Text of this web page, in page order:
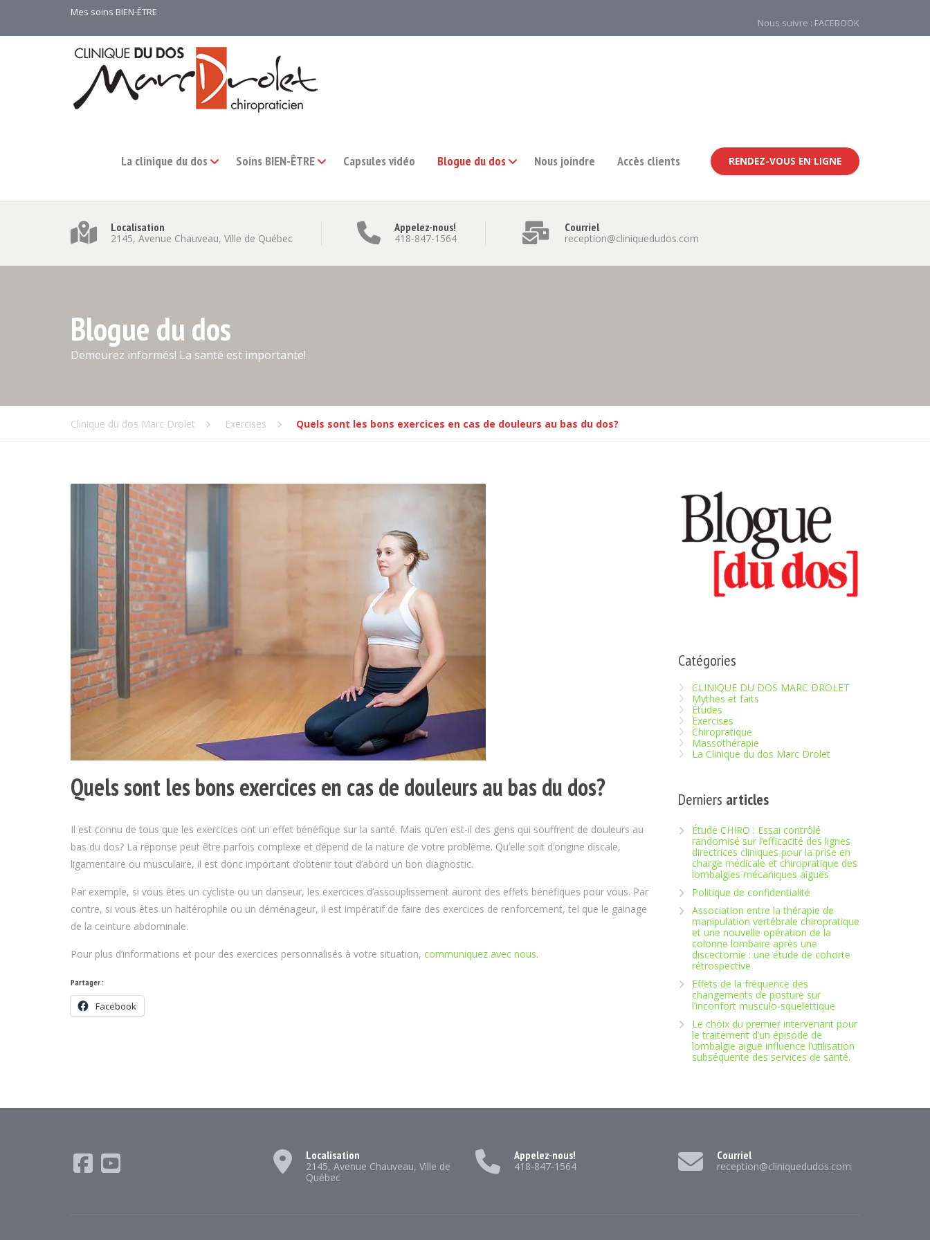
Mes soins BIEN-ÊTRE
Nous suivre : FACEBOOK
La clinique du dos Soins BIEN-ÊTRE Capsules vidéo Blogue du dos Nous joindre Accès clients RENDEZ-VOUS EN LIGNE
Localisation
2145, Avenue Chauveau, Ville de Québec
Appelez-nous!
418-847-1564
Courriel
reception@cliniquedudos.com
Blogue du dos
Demeurez informés! La santé est importante!
Clinique du dos Marc Drolet Exercises Quels sont les bons exercices en cas de douleurs au bas du dos?
Quels sont les bons exercices en cas de douleurs au bas du dos?
Il est connu de tous que les exercices ont un effet bénéfique sur la santé. Mais qu’en est-il des gens qui souffrent de douleurs au
bas du dos? La réponse peut être parfois complexe et dépend de la nature de votre problème. Qu’elle soit d’origine discale,
ligamentaire ou musculaire, il est donc important d’obtenir tout d’abord un bon diagnostic.
Par exemple, si vous êtes un cycliste ou un danseur, les exercices d’assouplissement auront des effets bénéfiques pour vous. Par
contre, si vous êtes un haltérophile ou un déménageur, il est impératif de faire des exercices de renforcement, tel que le gainage
de la ceinture abdominale.
Pour plus d’informations et pour des exercices personnalisés à votre situation, communiquez avec nous.
Partager :
Facebook
Catégories
CLINIQUE DU DOS MARC DROLET
Mythes et faits
Études
Exercises
Chiropratique
Massothérapie
La Clinique du dos Marc Drolet
Derniers articles
Étude CHIRO : Essai contrôlé
randomisé sur l’efficacité des lignes
directrices cliniques pour la prise en
charge médicale et chiropratique des
lombalgies mécaniques aiguës
Politique de confidentialité
Association entre la thérapie de
manipulation vertébrale chiropratique
et une nouvelle opération de la
colonne lombaire après une
discectomie : une étude de cohorte
rétrospective
Effets de la fréquence des
changements de posture sur
l’inconfort musculo-squelettique
Le choix du premier intervenant pour
le traitement d’un épisode de
lombalgie aiguë influence l’utilisation
subséquente des services de santé.
Localisation
2145, Avenue Chauveau, Ville de
Québec
Appelez-nous!
418-847-1564
Courriel
reception@cliniquedudos.com